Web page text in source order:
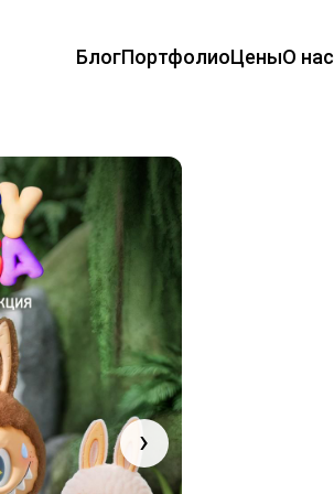
БлогПортфолиоЦеныО нас
›